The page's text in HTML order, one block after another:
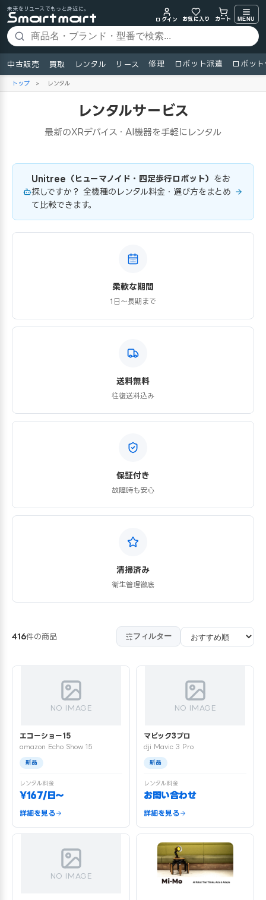
未来をリユースでもっと身近に。
ログイン
お気に入り カート MENU
中古販売 買取 レンタル リース 修理 ロボット派遣 ロボッ
トップ > レンタル
レンタルサービス
最新のXRデバイス・AI機器を手軽にレンタル
Unitree（ヒューマノイド・四足歩行ロボット） をお
探しですか？ 全機種のレンタル料金・選び方をまとめ
て比較できます。
柔軟な期間
1日〜長期まで
送料無料
往復送料込み
保証付き
故障時も安心
清掃済み
衛生管理徹底
416件の商品 フィルター
NO IMAGE
エコーショー15
amazon Echo Show 15
新品
レンタル料金
¥167/日〜
詳細を見る
NO IMAGE
マビック3プロ
dji Mavic 3 Pro
新品
レンタル料金
お問い合わせ
詳細を見る
NO IMAGE